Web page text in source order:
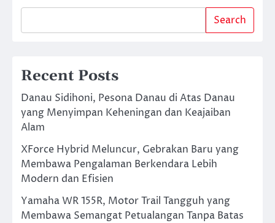
Search
Recent Posts
Danau Sidihoni, Pesona Danau di Atas Danau
yang Menyimpan Keheningan dan Keajaiban
Alam
XForce Hybrid Meluncur, Gebrakan Baru yang
Membawa Pengalaman Berkendara Lebih
Modern dan Efisien
Yamaha WR 155R, Motor Trail Tangguh yang
Membawa Semangat Petualangan Tanpa Batas